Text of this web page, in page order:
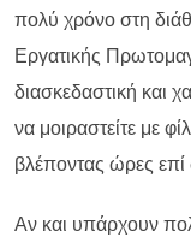
πολύ χρόνο στη
Εργατικής
διασκεδαστική και
να μοιραστείτε με
βλέποντας ώρες
Αν και υπάρχουν